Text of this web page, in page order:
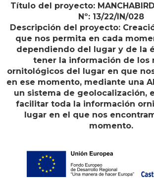
Título del proyecto:
Nº: 13/22/IN/028
Descripción del proyecto:
que nos permita en cada
dependiendo del lugar y de la
tener la información de los
ornitológicos del lugar en que
en ese momento, mediante una
un sistema de geolocalización,
facilitar toda la información
lugar en el que nos
momento.